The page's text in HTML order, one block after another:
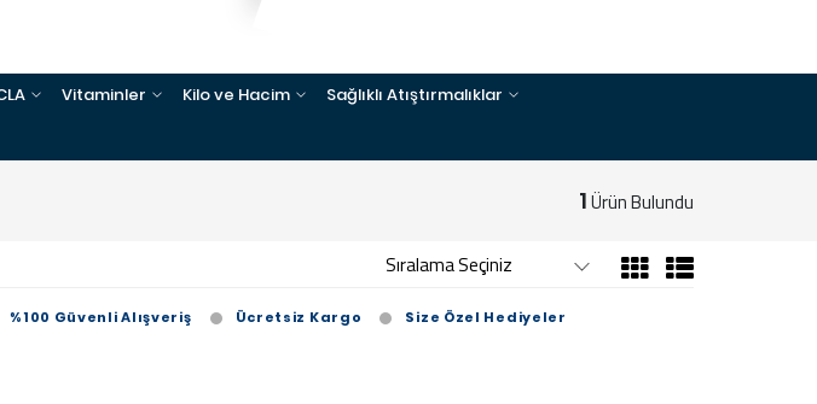
Vitaminler Kilo ve Hacim
Sağlıklı Atıştırmalıklar
1Ürün Bulundu
%100 Güvenli Alışveriş Ücretsiz Kargo Size Özel Hediyeler